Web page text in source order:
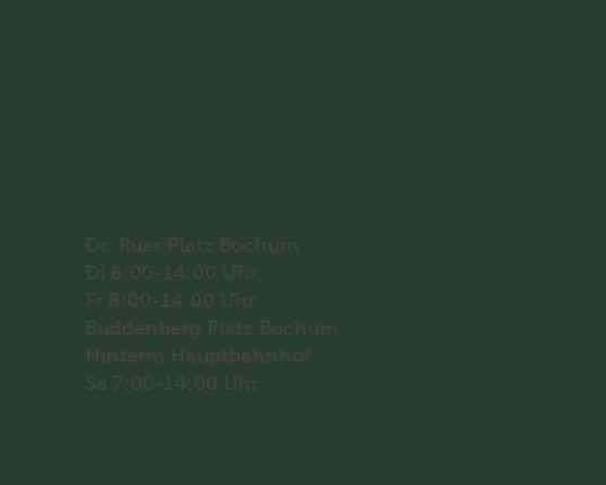
Dr. Ruer Platz Bochum
Di 8:00-14:00 Uhr
Fr 8:00-14:00 Uhr
Buddenberg Platz Bochum
Hinterm Hauptbahnhof
Sa 7:00-14:00 Uhr